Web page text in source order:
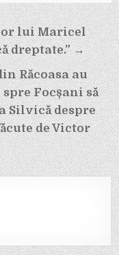
lui Maricel
dreptate.” →
Răcoasa au
Focșani să
Silvică despre
de Victor